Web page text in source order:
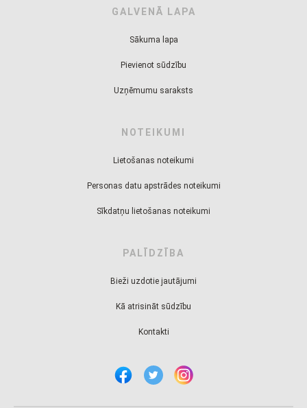
GALVENĀ LAPA
Sākuma lapa
Pievienot sūdzību
Uzņēmumu saraksts
NOTEIKUMI
Lietošanas noteikumi
Personas datu apstrādes noteikumi
Sīkdatņu lietošanas noteikumi
PALĪDZĪBA
Bieži uzdotie jautājumi
Kā atrisināt sūdzību
Kontakti